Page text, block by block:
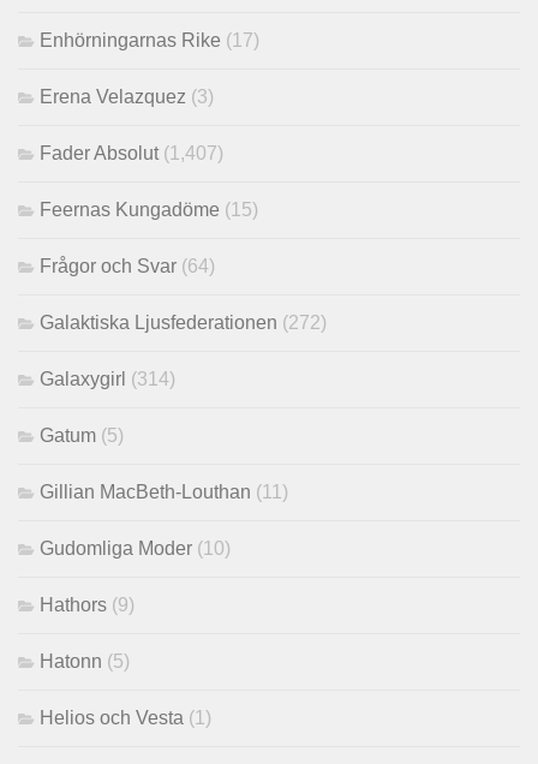
Enhörningarnas Rike (17)
Erena Velazquez (3)
Fader Absolut (1,407)
Feernas Kungadöme (15)
Frågor och Svar (64)
Galaktiska Ljusfederationen (272)
Galaxygirl (314)
Gatum (5)
Gillian MacBeth-Louthan (11)
Gudomliga Moder (10)
Hathors (9)
Hatonn (5)
Helios och Vesta (1)